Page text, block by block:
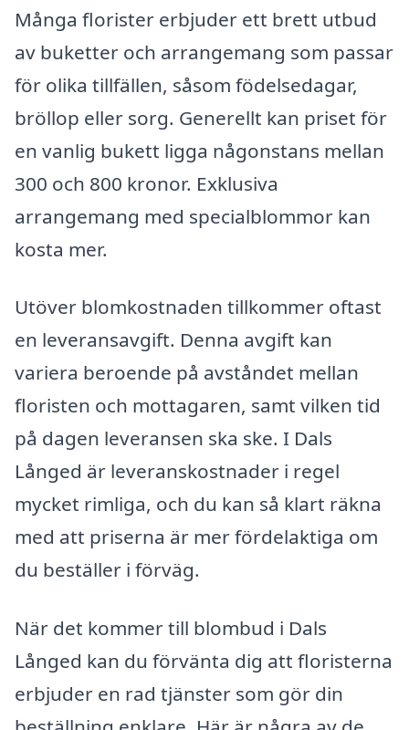
Många florister erbjuder ett brett utbud
av buketter och arrangemang som passar
för olika tillfällen, såsom födelsedagar,
bröllop eller sorg. Generellt kan priset för
en vanlig bukett ligga någonstans mellan
300 och 800 kronor. Exklusiva
arrangemang med specialblommor kan
kosta mer.
Utöver blomkostnaden tillkommer oftast
en leveransavgift. Denna avgift kan
variera beroende på avståndet mellan
floristen och mottagaren, samt vilken tid
på dagen leveransen ska ske. I Dals
Långed är leveranskostnader i regel
mycket rimliga, och du kan så klart räkna
med att priserna är mer fördelaktiga om
du beställer i förväg.
När det kommer till blombud i Dals
Långed kan du förvänta dig att floristerna
erbjuder en rad tjänster som gör din